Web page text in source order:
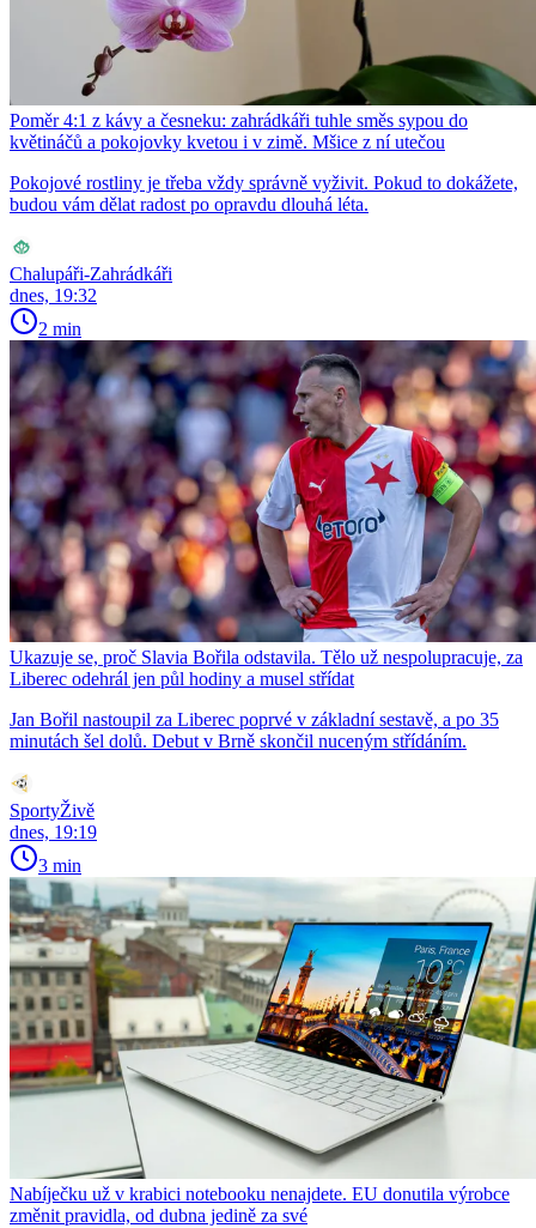
Poměr 4:1 z kávy a česneku: zahrádkáři tuhle směs sypou do
květináčů a pokojovky kvetou i v zimě. Mšice z ní utečou
Pokojové rostliny je třeba vždy správně vyživit. Pokud to dokážete,
budou vám dělat radost po opravdu dlouhá léta.
Chalupáři-Zahrádkáři
dnes, 19:32
2 min
Ukazuje se, proč Slavia Bořila odstavila. Tělo už nespolupracuje, za
Liberec odehrál jen půl hodiny a musel střídat
Jan Bořil nastoupil za Liberec poprvé v základní sestavě, a po 35
minutách šel dolů. Debut v Brně skončil nuceným střídáním.
SportyŽivě
dnes, 19:19
3 min
Nabíječku už v krabici notebooku nenajdete. EU donutila výrobce
změnit pravidla, od dubna jedině za své